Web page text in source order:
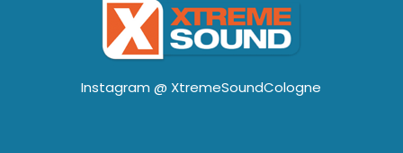
Instagram @ XtremeSoundCologne